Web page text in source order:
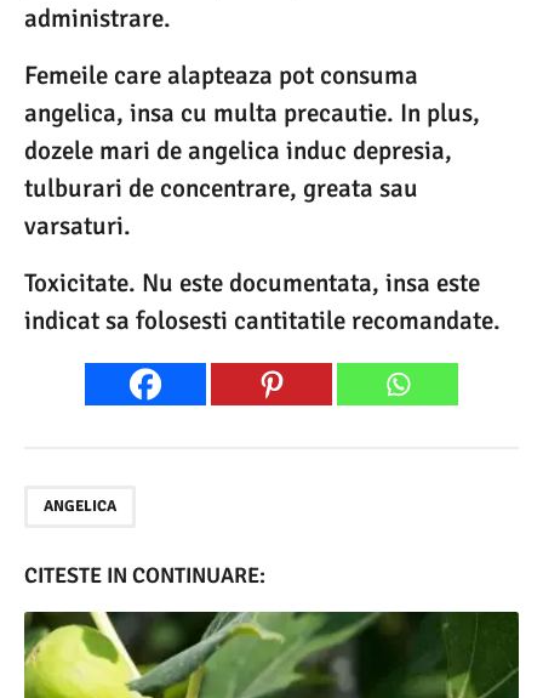
administrare.
Femeile care alapteaza pot consuma
angelica, insa cu multa precautie. In plus,
dozele mari de angelica induc depresia,
tulburari de concentrare, greata sau
varsaturi.
Toxicitate. Nu este documentata, insa este
indicat sa folosesti cantitatile recomandate.
ANGELICA
CITESTE IN CONTINUARE: